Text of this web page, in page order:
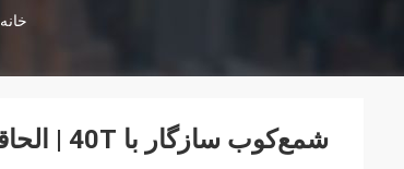
خانه
شمع‌کوب سازگار با 40T | الحاقیه بیل مکانیکی مستحکم برای ساخت و ساز کارآمد